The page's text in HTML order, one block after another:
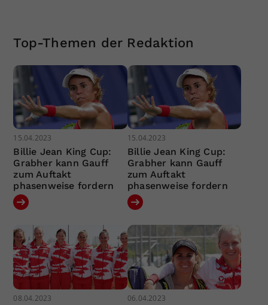
Top-Themen der Redaktion
15.04.2023
Billie Jean King Cup:
Grabher kann Gauff
zum Auftakt
phasenweise fordern
15.04.2023
Billie Jean King Cup:
Grabher kann Gauff
zum Auftakt
phasenweise fordern
08.04.2023 06.04.2023